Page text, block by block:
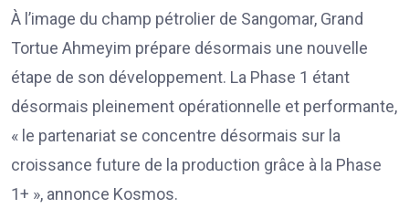
À l’image du champ pétrolier de Sangomar, Grand
Tortue Ahmeyim prépare désormais une nouvelle
étape de son développement. La Phase 1 étant
désormais pleinement opérationnelle et performante,
« le partenariat se concentre désormais sur la
croissance future de la production grâce à la Phase
1+ », annonce Kosmos.